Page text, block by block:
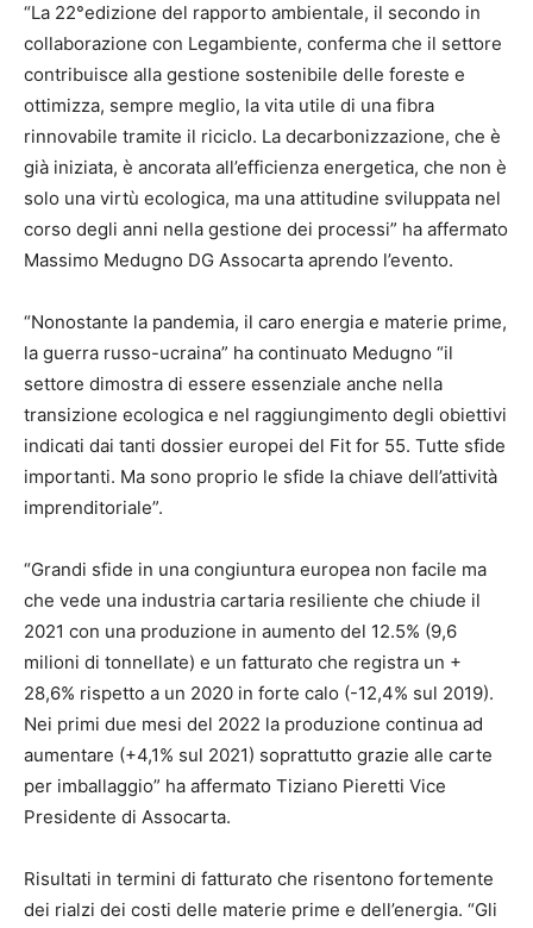
“La 22°edizione del rapporto ambientale, il secondo in
collaborazione con Legambiente, conferma che il settore
contribuisce alla gestione sostenibile delle foreste e
ottimizza, sempre meglio, la vita utile di una fibra
rinnovabile tramite il riciclo. La decarbonizzazione, che è
già iniziata, è ancorata all’efficienza energetica, che non è
solo una virtù ecologica, ma una attitudine sviluppata nel
corso degli anni nella gestione dei processi” ha affermato
Massimo Medugno DG Assocarta aprendo l’evento.
“Nonostante la pandemia, il caro energia e materie prime,
la guerra russo-ucraina” ha continuato Medugno “il
settore dimostra di essere essenziale anche nella
transizione ecologica e nel raggiungimento degli obiettivi
indicati dai tanti dossier europei del Fit for 55. Tutte sfide
importanti. Ma sono proprio le sfide la chiave dell’attività
imprenditoriale”.
“Grandi sfide in una congiuntura europea non facile ma
che vede una industria cartaria resiliente che chiude il
2021 con una produzione in aumento del 12.5% (9,6
milioni di tonnellate) e un fatturato che registra un +
28,6% rispetto a un 2020 in forte calo (-12,4% sul 2019).
Nei primi due mesi del 2022 la produzione continua ad
aumentare (+4,1% sul 2021) soprattutto grazie alle carte
per imballaggio” ha affermato Tiziano Pieretti Vice
Presidente di Assocarta.
Risultati in termini di fatturato che risentono fortemente
dei rialzi dei costi delle materie prime e dell’energia. “Gli